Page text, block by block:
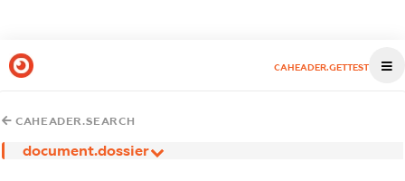
CAHEADER.GETTEST
CAHEADER.SEARCH
document.dossier